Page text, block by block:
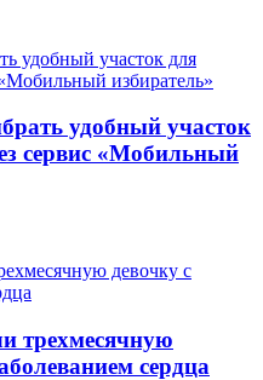
удобный участок
сервис «Мобильный
трехмесячную
сердца